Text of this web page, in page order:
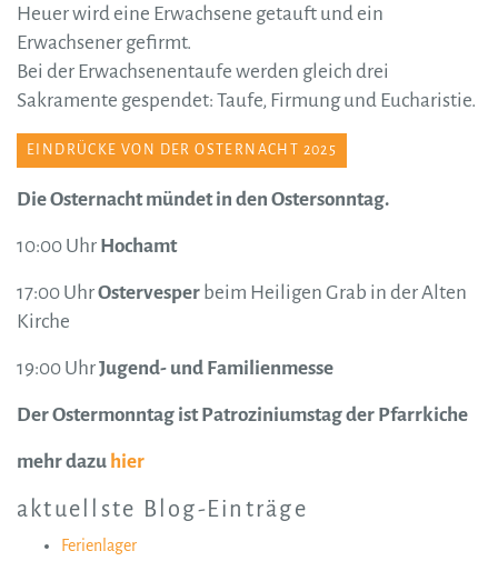
Heuer wird eine Erwachsene getauft und ein
Erwachsener gefirmt.
Bei der Erwachsenentaufe werden gleich drei
Sakramente gespendet: Taufe, Firmung und Eucharistie.
EINDRÜCKE VON DER OSTERNACHT 2025
Die Osternacht mündet in den Ostersonntag.
10:00 Uhr Hochamt
17:00 UhrOstervesper beim Heiligen Grab in der Alten
Kirche
19:00 UhrJugend- und Familienmesse
Der Ostermonntag ist Patroziniumstag der Pfarrkiche
mehr dazu hier
aktuellste Blog-Einträge
Ferienlager